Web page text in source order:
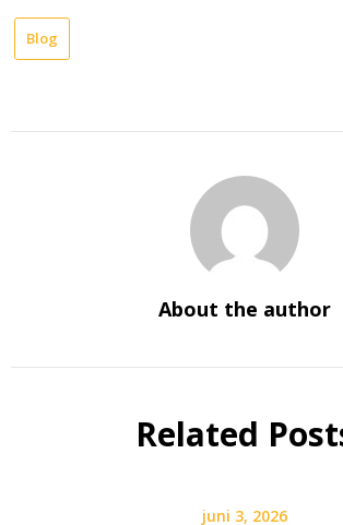
Blog
About the author
Related
juni 3, 2026